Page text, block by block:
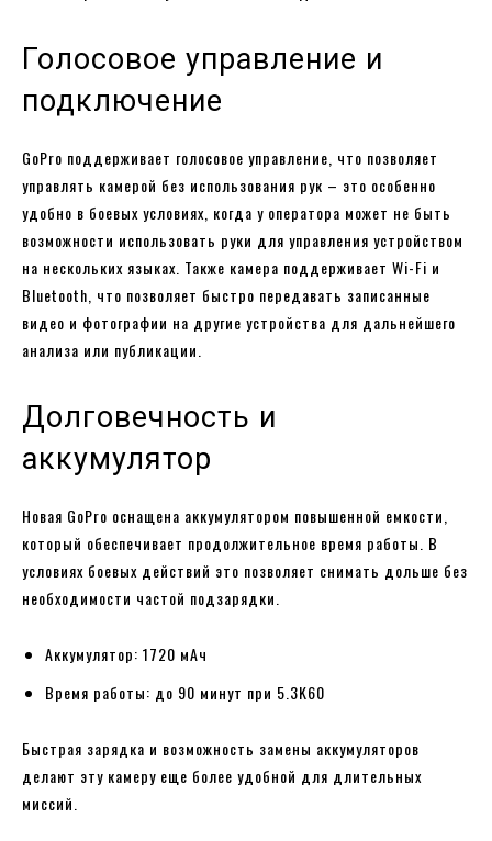
Голосовое управление и
подключение
GoPro поддерживает голосовое управление, что позволяет
управлять камерой без использования рук – это особенно
удобно в боевых условиях, когда у оператора может не быть
возможности использовать руки для управления устройством
на нескольких языках. Также камера поддерживает Wi-Fi и
Bluetooth, что позволяет быстро передавать записанные
видео и фотографии на другие устройства для дальнейшего
анализа или публикации.
Долговечность и
аккумулятор
Новая GoPro оснащена аккумулятором повышенной емкости,
который обеспечивает продолжительное время работы. В
условиях боевых действий это позволяет снимать дольше без
необходимости частой подзарядки.
Аккумулятор: 1720 мАч
Время работы: до 90 минут при 5.3K60
Быстрая зарядка и возможность замены аккумуляторов
делают эту камеру еще более удобной для длительных
миссий.